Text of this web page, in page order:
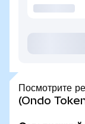
Посмотрите
(Ondo